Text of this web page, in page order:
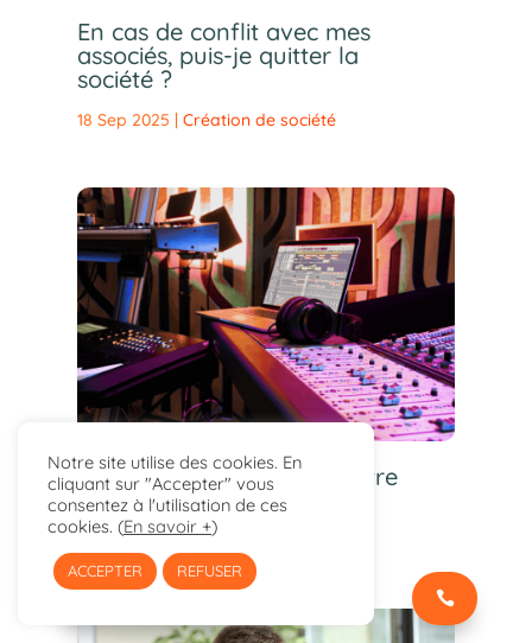
En cas de conflit avec mes
associés, puis-je quitter la
société ?
18 Sep 2025 Création de société
Beatmakers : contrôlez votre
musique !
11 Sep 2025|Musique
Notre site utilise des cookies. En
cliquant sur "Accepter" vous
consentez à l'utilisation de ces
cookies. (En savoir +)
ACCEPTER REFUSER